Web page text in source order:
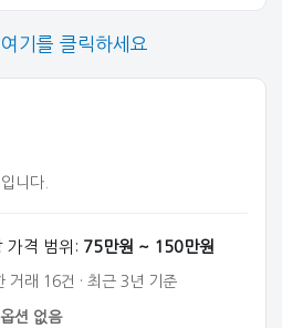
기를 클릭하세요
니다.
가격 범위: 75만원 ~ 150만원
거래 16건 · 최근 3년 기준
션 없음